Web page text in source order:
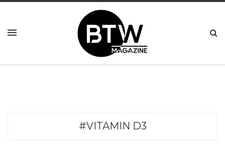
#VITAMIN D3